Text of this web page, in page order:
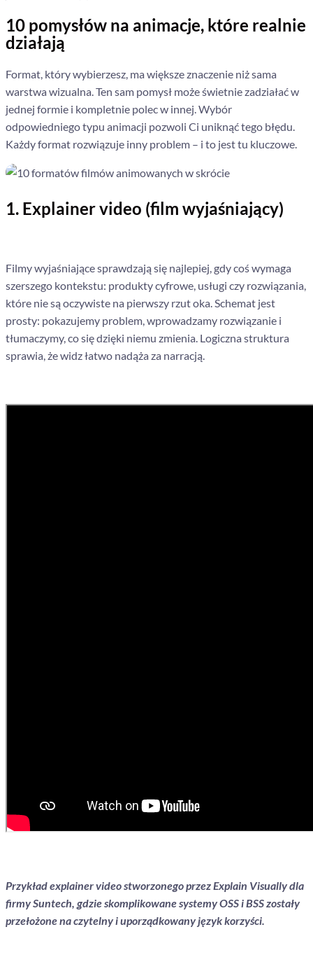
10 pomysłów na animacje, które realnie
działają
Format, który wybierzesz, ma większe znaczenie niż sama
warstwa wizualna. Ten sam pomysł może świetnie zadziałać w
jednej formie i kompletnie polec w innej. Wybór
odpowiedniego typu animacji pozwoli Ci uniknąć tego błędu.
Każdy format rozwiązuje inny problem – i to jest tu kluczowe.
1. Explainer video (film wyjaśniający)
Filmy wyjaśniające sprawdzają się najlepiej, gdy coś wymaga
szerszego kontekstu: produkty cyfrowe, usługi czy rozwiązania,
które nie są oczywiste na pierwszy rzut oka. Schemat jest
prosty: pokazujemy problem, wprowadzamy rozwiązanie i
tłumaczymy, co się dzięki niemu zmienia. Logiczna struktura
sprawia, że widz łatwo nadąża za narracją.
Przykład explainer video stworzonego przez Explain Visually dla
firmy Suntech, gdzie skomplikowane systemy OSS i BSS zostały
przełożone na czytelny i uporządkowany język korzyści.